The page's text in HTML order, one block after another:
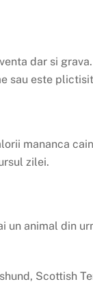
dar si
sau este
mananca
zilei.
animal din
Scottish